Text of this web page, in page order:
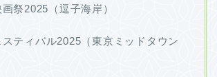
祭2025（逗子海岸）
スティバル2025（東京ミッドタウン